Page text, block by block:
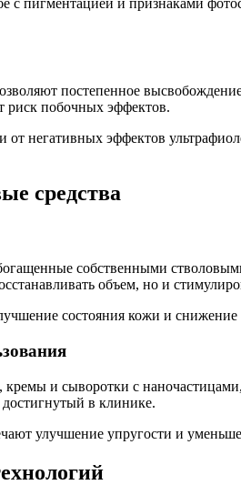
пигментацией и признаками
постепенное
риск побочных эффектов.
негативных эффектов
средства
собственными
объем, но и
состояния кожи и
и сыворотки с
в клинике.
улучшение упругости и